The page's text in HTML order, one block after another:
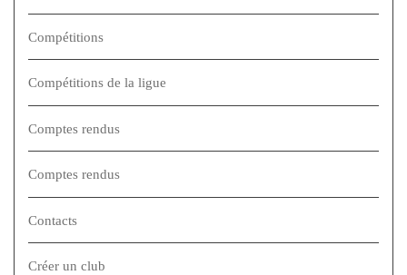
Compétitions
Compétitions de la ligue
Comptes rendus
Comptes rendus
Contacts
Créer un club